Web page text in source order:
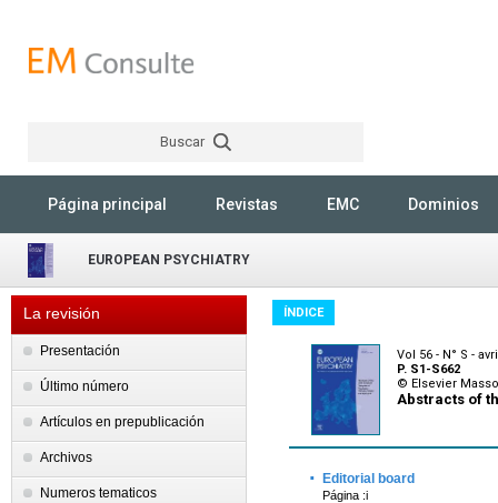
Buscar
Página principal Revistas EMC Dominios
EUROPEAN PSYCHIATRY
La revisión
Presentación
Último número
Artículos en prepublicación
Archivos
Numeros tematicos
ÍNDICE
Vol 56 - N° S -
P. S1-S662
© Elsevier
Abstracts of
· Editorial board
Página :i